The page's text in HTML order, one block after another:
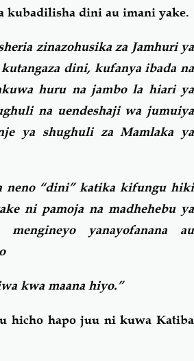
kubadilisha dini au imani yake.
zinazohusika za Jamhuri ya
dini, kufanya ibada na
huru na jambo la hiari ya
na uendeshaji wa jumuiya
ya shughuli za Mamlaka ya
neno “dini” katika kifungu hiki
ni pamoja na madhehebu ya
yanayofanana au
kwa maana hiyo.”
hicho hapo juu ni kuwa Katiba